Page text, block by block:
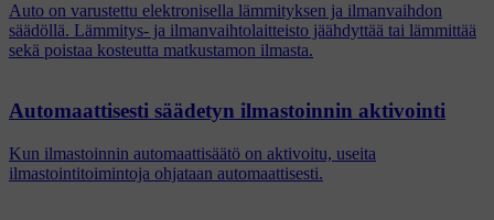
Auto on varustettu elektronisella lämmityksen ja ilmanvaihdon
säädöllä. Lämmitys- ja ilmanvaihtolaitteisto jäähdyttää tai lämmittää
sekä poistaa kosteutta matkustamon ilmasta.
Automaattisesti säädetyn ilmastoinnin aktivointi
Kun ilmastoinnin automaattisäätö on aktivoitu, useita
ilmastointitoimintoja ohjataan automaattisesti.